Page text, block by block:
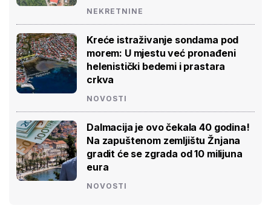
NEKRETNINE
Kreće istraživanje sondama pod
morem: U mjestu već pronađeni
helenistički bedemi i prastara
crkva
NOVOSTI
Dalmacija je ovo čekala 40 godina!
Na zapuštenom zemljištu Žnjana
gradit će se zgrada od 10 milijuna
eura
NOVOSTI